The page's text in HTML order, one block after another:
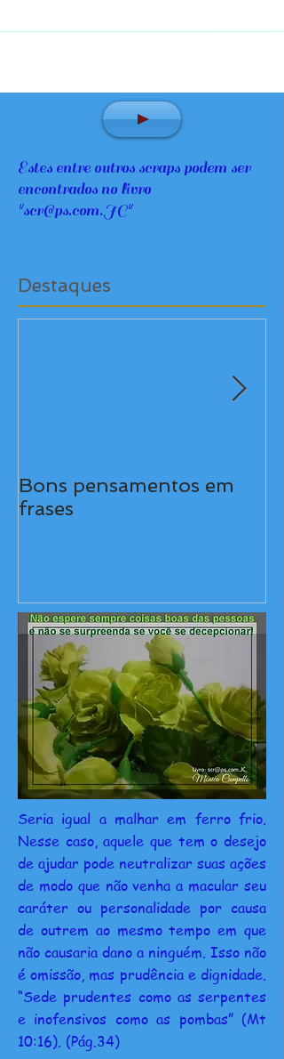
Estes entre outros scraps podem ser
encontrados no livro
"scr@ps.com.JC"
Destaques
Bons pensamentos em
frases
Seria igual a malhar em ferro frio.
Nesse caso, aquele que tem o desejo
de ajudar pode neutralizar suas ações
de modo que não venha a macular seu
caráter ou personalidade por causa
de outrem ao mesmo tempo em que
não causaria dano a ninguém. Isso não
é omissão, mas prudência e dignidade.
“Sede prudentes como as serpentes
e inofensivos como as pombas” (Mt
10:16). (Pág.34)